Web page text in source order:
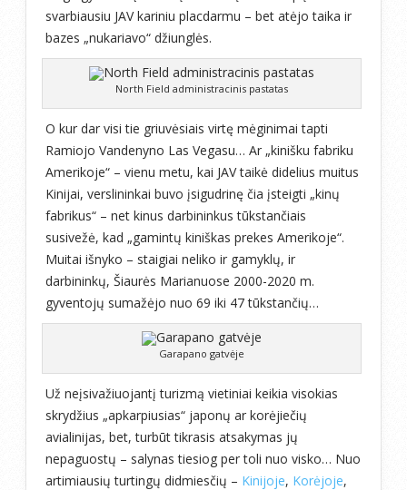
svarbiausiu JAV kariniu placdarmu – bet atėjo taika ir
bazes „nukariavo“ džiunglės.
North Field administracinis pastatas
O kur dar visi tie griuvėsiais virtę mėginimai tapti
Ramiojo Vandenyno Las Vegasu… Ar „kinišku fabriku
Amerikoje“ – vienu metu, kai JAV taikė didelius muitus
Kinijai, verslininkai buvo įsigudrinę čia įsteigti „kinų
fabrikus“ – net kinus darbininkus tūkstančiais
susivežė, kad „gamintų kiniškas prekes Amerikoje“.
Muitai išnyko – staigiai neliko ir gamyklų, ir
darbininkų, Šiaurės Marianuose 2000-2020 m.
gyventojų sumažėjo nuo 69 iki 47 tūkstančių…
Garapano gatvėje
Už neįsivažiuojantį turizmą vietiniai keikia visokias
skrydžius „apkarpiusias“ japonų ar korėjiečių
avialinijas, bet, turbūt tikrasis atsakymas jų
nepaguostų – salynas tiesiog per toli nuo visko… Nuo
artimiausių turtingų didmiesčių – Kinijoje, Korėjoje,